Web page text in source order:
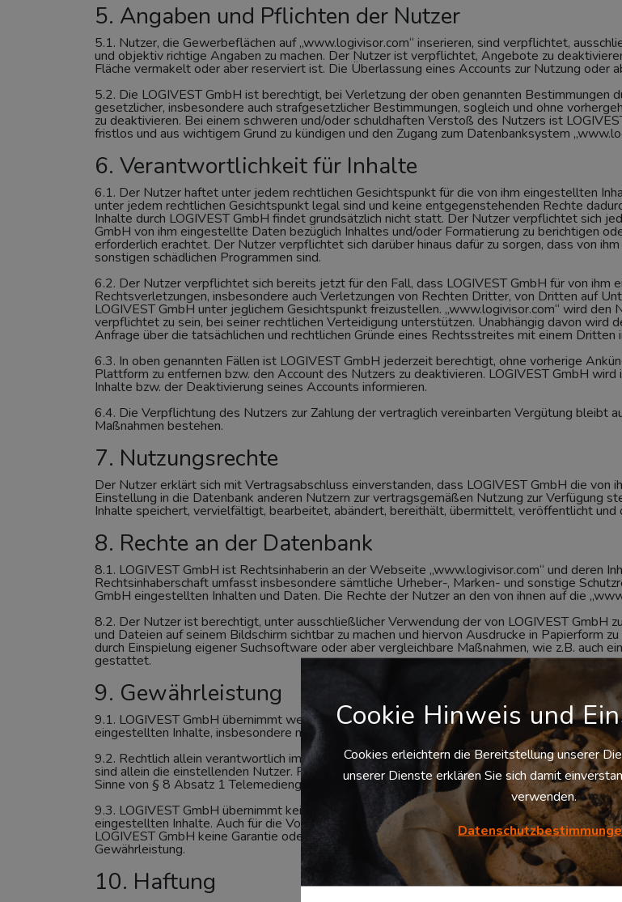
5. Angaben und Pflichten der Nutzer
5.1. Nutzer, die Gewerbeflächen auf „www.logivisor.com“ inserieren, sind verpflichtet,
und objektiv richtige Angaben zu machen. Der Nutzer ist verpflichtet, Angebote zu
Fläche vermakelt oder aber reserviert ist. Die Überlassung eines Accounts zur Nutzung
5.2. Die LOGIVEST GmbH ist berechtigt, bei Verletzung der oben genannten Bestimmungen
gesetzlicher, insbesondere auch strafgesetzlicher Bestimmungen, sogleich und ohne
zu deaktivieren. Bei einem schweren und/oder schuldhaften Verstoß des Nutzers ist
fristlos und aus wichtigem Grund zu kündigen und den Zugang zum Datenbanksystem
6. Verantwortlichkeit für Inhalte
6.1. Der Nutzer haftet unter jedem rechtlichen Gesichtspunkt für die von ihm eingestellten
unter jedem rechtlichen Gesichtspunkt legal sind und keine entgegenstehenden Rechte
Inhalte durch LOGIVEST GmbH findet grundsätzlich nicht statt. Der Nutzer verpflichtet sich
GmbH von ihm eingestellte Daten bezüglich Inhaltes und/oder Formatierung zu berichtigen
erforderlich erachtet. Der Nutzer verpflichtet sich darüber hinaus dafür zu sorgen, dass von
sonstigen schädlichen Programmen sind.
6.2. Der Nutzer verpflichtet sich bereits jetzt für den Fall, dass LOGIVEST GmbH für von
Rechtsverletzungen, insbesondere auch Verletzungen von Rechten Dritter, von Dritten auf
LOGIVEST GmbH unter jeglichem Gesichtspunkt freizustellen. „www.logivisor.com“ wird den
verpflichtet zu sein, bei seiner rechtlichen Verteidigung unterstützen. Unabhängig davon wird
Anfrage über die tatsächlichen und rechtlichen Gründe eines Rechtsstreites mit einem Dritten
6.3. In oben genannten Fällen ist LOGIVEST GmbH jederzeit berechtigt, ohne vorherige
Plattform zu entfernen bzw. den Account des Nutzers zu deaktivieren. LOGIVEST GmbH
Inhalte bzw. der Deaktivierung seines Accounts informieren.
6.4. Die Verpflichtung des Nutzers zur Zahlung der vertraglich vereinbarten Vergütung bleibt
Maßnahmen bestehen.
7. Nutzungsrechte
Der Nutzer erklärt sich mit Vertragsabschluss einverstanden, dass LOGIVEST GmbH die
Einstellung in die Datenbank anderen Nutzern zur vertragsgemäßen Nutzung zur Verfügung
Inhalte speichert, vervielfältigt, bearbeitet, abändert, bereithält, übermittelt, veröffentlicht und
8. Rechte an der Datenbank
8.1. LOGIVEST GmbH ist Rechtsinhaberin an der Webseite „www.logivisor.com“ und deren
Rechtsinhaberschaft umfasst insbesondere sämtliche Urheber-, Marken- und sonstige
GmbH eingestellten Inhalten und Daten. Die Rechte der Nutzer an den von ihnen auf die
8.2. Der Nutzer ist berechtigt, unter ausschließlicher Verwendung der von LOGIVEST GmbH
und Dateien auf seinem Bildschirm sichtbar zu machen und hiervon Ausdrucke in Papierform
durch Einspielung eigener Suchsoftware oder aber vergleichbare Maßnahmen, wie z.B. auch
gestattet.
9. Gewährleistung
9.1. LOGIVEST GmbH übernimmt weder den Nutzern noch sonstigen Dritten gegenüber
eingestellten Inhalte, insbesondere nicht für deren auf „www.logivisor.com“ abgegebene
9.2. Rechtlich allein verantwortlich im Sinne des Telemediengesetzes für von Nutzern
sind allein die einstellenden Nutzer. Für die LOGIVEST GmbH handelt es sich bei den
Sinne von § 8 Absatz 1 Telemediengesetz.
9.3. LOGIVEST GmbH übernimmt keine Garantie oder Haftung für die ständige und/oder
eingestellten Inhalte. Auch für die Vollständigkeit oder aber Fehlerfreiheit der Wiedergabe
LOGIVEST GmbH keine Garantie oder Haftung. Für technische Mängel der Datenbank von
Gewährleistung.
10. Haftung
Cookie Hinweis und
Cookies erleichtern die Bereitstellung unserer
unserer Dienste erklären Sie sich damit
verwenden.